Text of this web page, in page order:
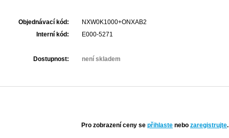
Objednávací kód:
NXW0K1000+ONXAB2
Interní kód:
E000-5271
Dostupnost: není skladem
Pro zobrazení ceny se přihlaste nebo zaregistrujte.